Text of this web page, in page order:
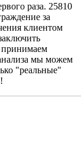
раза. 25810
за
клиентом
принимаем
мы можем
"реальные"